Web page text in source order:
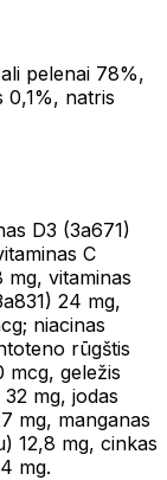
pelenai 78%,
0,1%, natris
D3 (3a671)
C
mg, vitaminas
24 mg,
niacinas
rūgštis
mcg, geležis
mg, jodas
mg, manganas
12,8 mg, cinkas
mg.